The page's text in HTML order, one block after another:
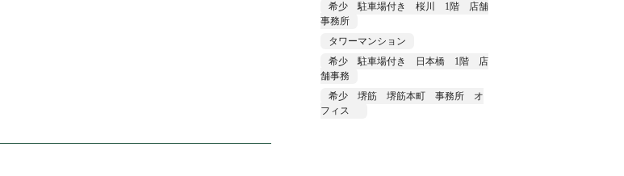
希少 駐車場付き 桜川 1階 店舗
事務所
タワーマンション
希少 駐車場付き 日本橋 1階 店
舗事務
希少 堺筋 堺筋本町 事務所 オ
フィス